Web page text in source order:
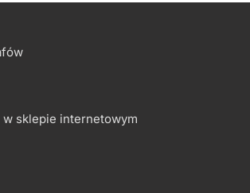
w sklepie internetowym